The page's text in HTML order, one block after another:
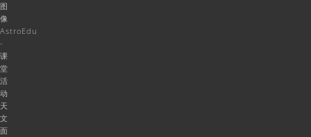
图
像
AstroEdu
-
课
堂
活
动
天
文
面